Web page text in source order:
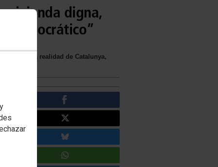
vivienda digna,
democrático”
conocer la realidad de Catalunya,